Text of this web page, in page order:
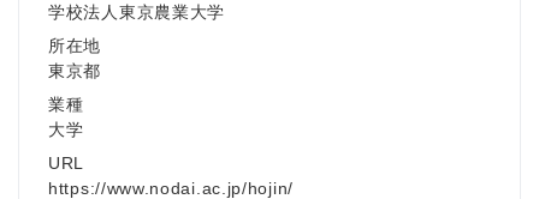
学校法人東京農業大学
所在地
東京都
業種
大学
URL
https://www.nodai.ac.jp/hojin/